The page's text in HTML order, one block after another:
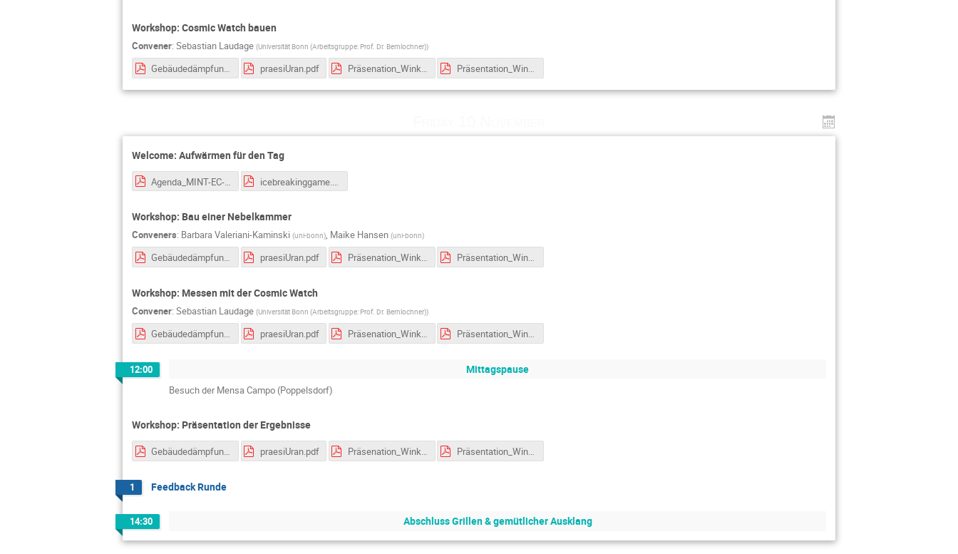
Workshop: Cosmic Watch bauen
Convener: Sebastian Laudage (Universität Bonn (Arbeitsgruppe: Prof. Dr. Bernlochner))
Gebäudedämpfung.pdf praesiUran.pdf Präsenation_Winkelabhängigkeit der kosmischen Strahlung.pdf Präsentation_Winkel.pdf
Welcome: Aufwärmen für den Tag
Workshop: Bau einer Nebelkammer
Conveners: Barbara Valeriani-Kaminski (uni-bonn), Maike Hansen (uni-bonn)
Gebäudedämpfung.pdf praesiUran.pdf Präsenation_Winkelabhängigkeit der kosmischen Strahlung.pdf Präsentation_Winkel.pdf
Workshop: Messen mit der Cosmic Watch
Convener: Sebastian Laudage (Universität Bonn (Arbeitsgruppe: Prof. Dr. Bernlochner))
Gebäudedämpfung.pdf praesiUran.pdf Präsenation_Winkelabhängigkeit der kosmischen Strahlung.pdf Präsentation_Winkel.pdf
12:00 Mittagspause
Besuch der Mensa Campo (Poppelsdorf)
Workshop: Präsentation der Ergebnisse
Gebäudedämpfung.pdf praesiUran.pdf Präsenation_Winkelabhängigkeit der kosmischen Strahlung.pdf Präsentation_Winkel.pdf
1 Feedback Runde
14:30 Abschluss Grillen & gemütlicher Ausklang